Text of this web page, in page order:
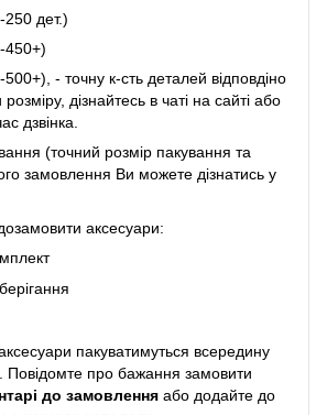
дет.)
450+)
- точну к-сть деталей відповдіно
дізнайтесь в чаті на сайті або
дзвінка.
(точний розмір пакування та
замовлення Ви можете дізнатись у
аксесуари:
пакуватимуться всередину
Повідомте про бажання замовити
до замовлення або додайте до